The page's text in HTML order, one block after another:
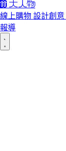
線上購物 設計創意
報導